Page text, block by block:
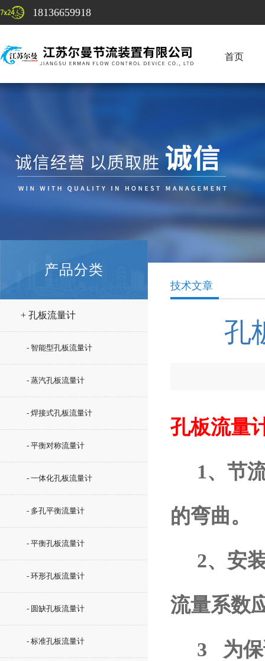
18136659918
首页
产品分类
+ 孔板流量计
- 智能型孔板流量计
- 蒸汽孔板流量计
- 焊接式孔板流量计
- 平衡对称流量计
- 一体化孔板流量计
- 多孔平衡流量计
- 平衡孔板流量计
- 环形孔板流量计
- 圆缺孔板流量计
- 标准孔板流量计
技术文章
孔
孔板流量
1、节流
的弯曲。
2、安装
流量系数
3 为保